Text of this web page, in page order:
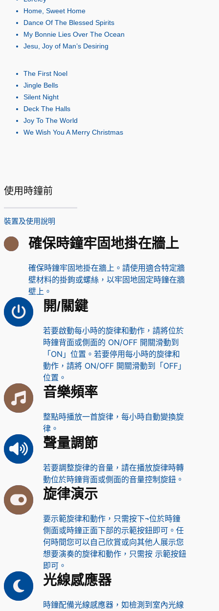
Home, Sweet Home
Dance Of The Blessed Spirits
My Bonnie Lies Over The Ocean
Jesu, Joy of Man’s Desiring
The First Noel
Jingle Bells
Silent Night
Deck The Halls
Joy To The World
We Wish You A Merry Christmas
使用時鐘前
裝置及使用說明
確保時鐘牢固地掛在牆上
確保時鐘牢固地掛在牆上。請使用適合特定牆
壁材料的掛鉤或螺絲，以牢固地固定時鐘在牆
壁上。
開/關鍵
若要啟動每小時的旋律和動作，請將位於
時鐘背面或側面的 ON/OFF 開關滑動到
「ON」位置。若要停用每小時的旋律和
動作，請將 ON/OFF 開關滑動到「OFF」
位置。
音樂頻率
整點時播放一首旋律，每小時自動變換旋
律。
聲量調節
若要調整旋律的音量，請在播放旋律時轉
動位於時鐘背面或側面的音量控制旋鈕。
旋律演示
要示範旋律和動作，只需按下¬位於時鐘
側面或時鐘正面下部的示範按鈕即可。任
何時間您可以自己欣賞或向其他人展示您
想要演奏的旋律和動作，只需按 示範按鈕
即可。
光線感應器
時鐘配備光線感應器，如檢測到室內光線